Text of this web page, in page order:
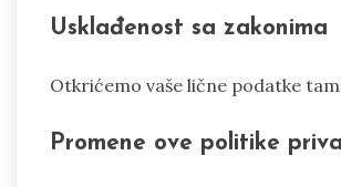
Usklađenost sa zakonima
Otkrićemo vaše lične podatke
Promene ove politike